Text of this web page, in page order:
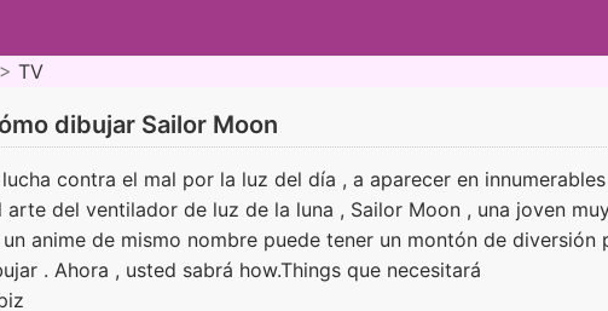
TV
dibujar Sailor Moon
contra el mal por la luz del día , a aparecer en
arte del ventilador de luz de la luna , Sailor Moon , una joven
anime de mismo nombre puede tener un montón de diversión
. Ahora , usted sabrá how.Things que necesitará